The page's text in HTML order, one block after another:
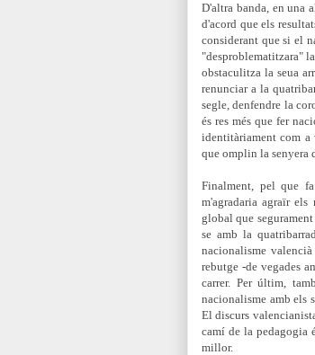
D'altra banda, en una
d'acord que els
considerant que si el
"desproblematitzara"
obstaculitza la seua
renunciar a la
segle, denfendre la
és res més que fer
identitàriament com a
que omplin la senyera
Finalment, pel que
m'agradaria agraïr
global que
se amb la
nacionalisme
rebutge -de vegades
carrer. Per últim,
nacionalisme amb els
El discurs
camí de la pedagogia
millor.